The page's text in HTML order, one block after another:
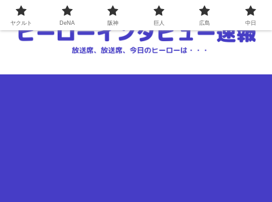
ヤクルト DeNA 阪神 巨人 広島 中日